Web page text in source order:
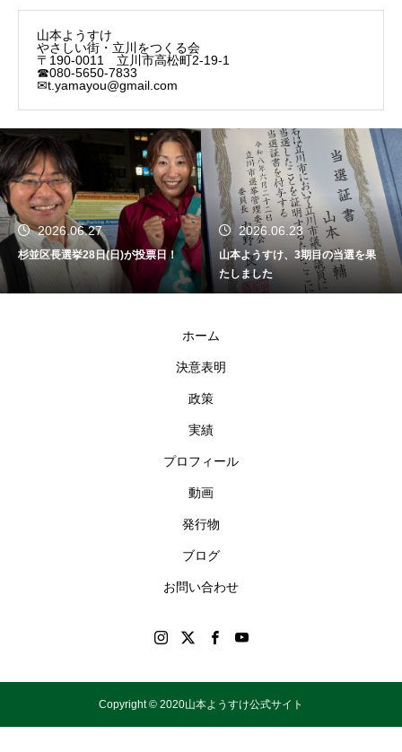
山本ようすけ
やさしい街・立川をつくる会
〒190-0011 立川市高松町2-19-1
☎080-5650-7833
✉t.yamayou@gmail.com
2026.06.27
杉並区長選挙28日(日)が投票日！
2026.06.23
山本ようすけ、3期目の当選を果
たしました
ホーム
決意表明
政策
実績
プロフィール
動画
発行物
ブログ
お問い合わせ
Copyright © 2020山本ようすけ公式サイト